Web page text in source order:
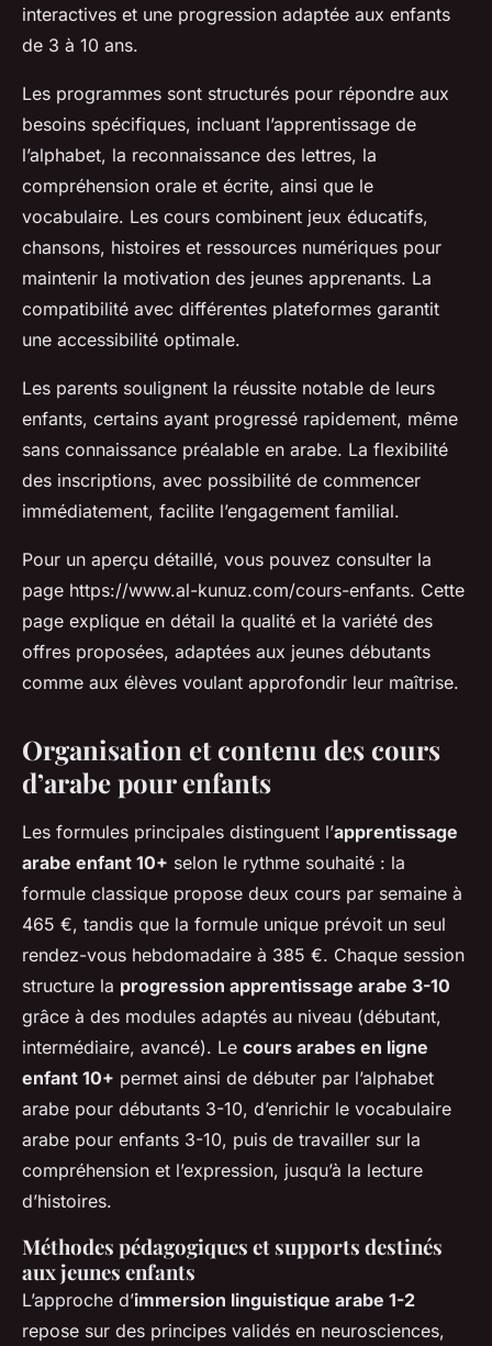
interactives et une progression adaptée aux enfants
de 3 à 10 ans.
Les programmes sont structurés pour répondre aux
besoins spécifiques, incluant l’apprentissage de
l’alphabet, la reconnaissance des lettres, la
compréhension orale et écrite, ainsi que le
vocabulaire. Les cours combinent jeux éducatifs,
chansons, histoires et ressources numériques pour
maintenir la motivation des jeunes apprenants. La
compatibilité avec différentes plateformes garantit
une accessibilité optimale.
Les parents soulignent la réussite notable de leurs
enfants, certains ayant progressé rapidement, même
sans connaissance préalable en arabe. La flexibilité
des inscriptions, avec possibilité de commencer
immédiatement, facilite l’engagement familial.
Pour un aperçu détaillé, vous pouvez consulter la
page https://www.al-kunuz.com/cours-enfants. Cette
page explique en détail la qualité et la variété des
offres proposées, adaptées aux jeunes débutants
comme aux élèves voulant approfondir leur maîtrise.
Organisation et contenu des cours
d’arabe pour enfants
Les formules principales distinguent l’apprentissage
arabe enfant 10+ selon le rythme souhaité : la
formule classique propose deux cours par semaine à
465 €, tandis que la formule unique prévoit un seul
rendez-vous hebdomadaire à 385 €. Chaque session
structure la progression apprentissage arabe 3-10
grâce à des modules adaptés au niveau (débutant,
intermédiaire, avancé). Le cours arabes en ligne
enfant 10+ permet ainsi de débuter par l’alphabet
arabe pour débutants 3-10, d’enrichir le vocabulaire
arabe pour enfants 3-10, puis de travailler sur la
compréhension et l’expression, jusqu’à la lecture
d’histoires.
Méthodes pédagogiques et supports destinés
aux jeunes enfants
L’approche d’immersion linguistique arabe 1-2
repose sur des principes validés en neurosciences,